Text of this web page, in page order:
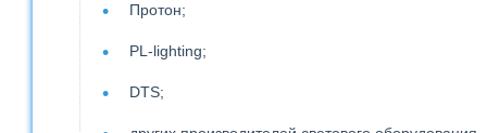
Протон;
PL-lighting;
DTS;